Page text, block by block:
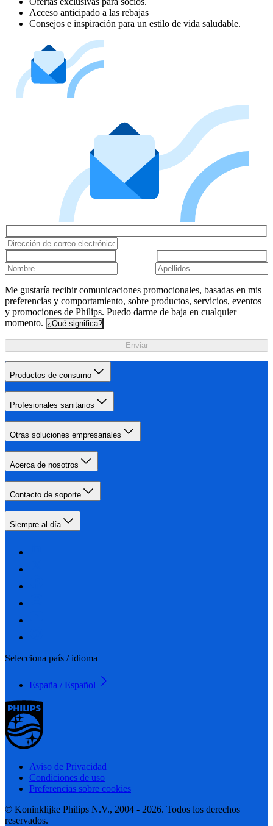
Acceso anticipado a las rebajas
Consejos e inspiración para un estilo de vida saludable.
Me gustaría recibir comunicaciones promocionales, basadas en mis
preferencias y comportamiento, sobre productos, servicios, eventos
y promociones de Philips. Puedo darme de baja en cualquier
momento. ¿Qué significa?
Enviar
Productos de consumo
Profesionales sanitarios
Otras soluciones empresariales
Acerca de nosotros
Contacto de soporte
Siempre al día
Selecciona país / idioma
España / Español
Aviso de Privacidad
Condiciones de uso
Preferencias sobre cookies
© Koninklijke Philips N.V., 2004 - 2026. Todos los derechos
reservados.